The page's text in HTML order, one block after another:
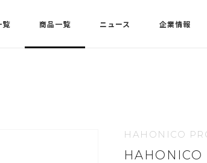
覧 商品一覧 ニュース 企業情報
HAHONICO
HAHONICO